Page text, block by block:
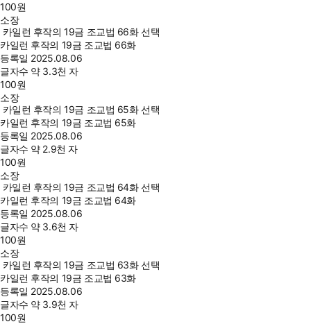
100원
소장
카일런 후작의 19금 조교법 66화 선택
카일런 후작의 19금 조교법 66화
등록일 2025.08.06
글자수 약 3.3천 자
100원
소장
카일런 후작의 19금 조교법 65화 선택
카일런 후작의 19금 조교법 65화
등록일 2025.08.06
글자수 약 2.9천 자
100원
소장
카일런 후작의 19금 조교법 64화 선택
카일런 후작의 19금 조교법 64화
등록일 2025.08.06
글자수 약 3.6천 자
100원
소장
카일런 후작의 19금 조교법 63화 선택
카일런 후작의 19금 조교법 63화
등록일 2025.08.06
글자수 약 3.9천 자
100원